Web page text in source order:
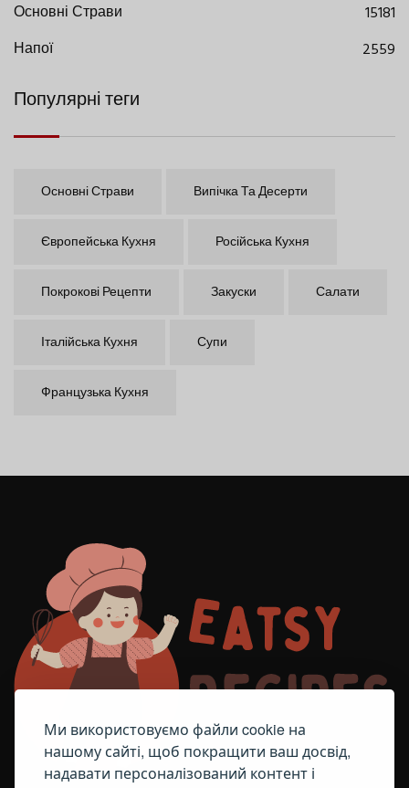
Ми використовуємо файли cookie на
нашому сайті, щоб покращити ваш досвід,
надавати персоналізований контент і
Основні Страви
15181
Напої
2559
Популярні теги
Основні Страви Випічка Та Десерти
Європейська Кухня Російська Кухня
Покрокові Рецепти Закуски Салати
Італійська Кухня Супи
Французька Кухня